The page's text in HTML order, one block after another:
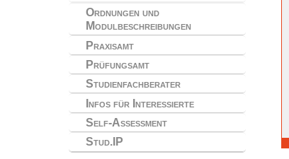
Ordnungen und
Modulbeschreibungen
Praxisamt
Prüfungsamt
Studienfachberater
Infos für Interessierte
Self-Assessment
Stud.IP